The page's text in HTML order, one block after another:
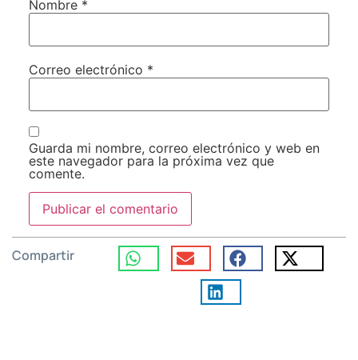
Nombre *
Correo electrónico *
Guarda mi nombre, correo electrónico y web en
este navegador para la próxima vez que
comente.
Compartir